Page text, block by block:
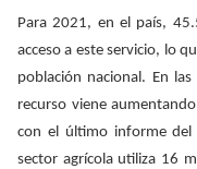
Para 2021, en el país,
acceso a este servicio, lo
población nacional. En
recurso viene
con el último informe del
sector agrícola utiliza 16